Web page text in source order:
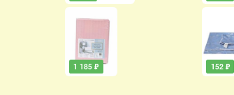
1 185 ₽ 152 ₽